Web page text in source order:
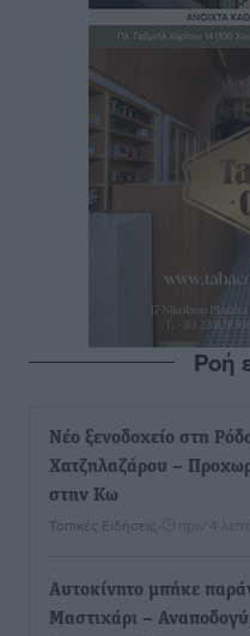
Ροή
Νέο ξενοδοχείο στη
Χατζηλαζάρου –
στην Κω
Τοπικές Ειδήσεις πριν 4
Αυτοκίνητο μπήκε
Μαστιχάρι –